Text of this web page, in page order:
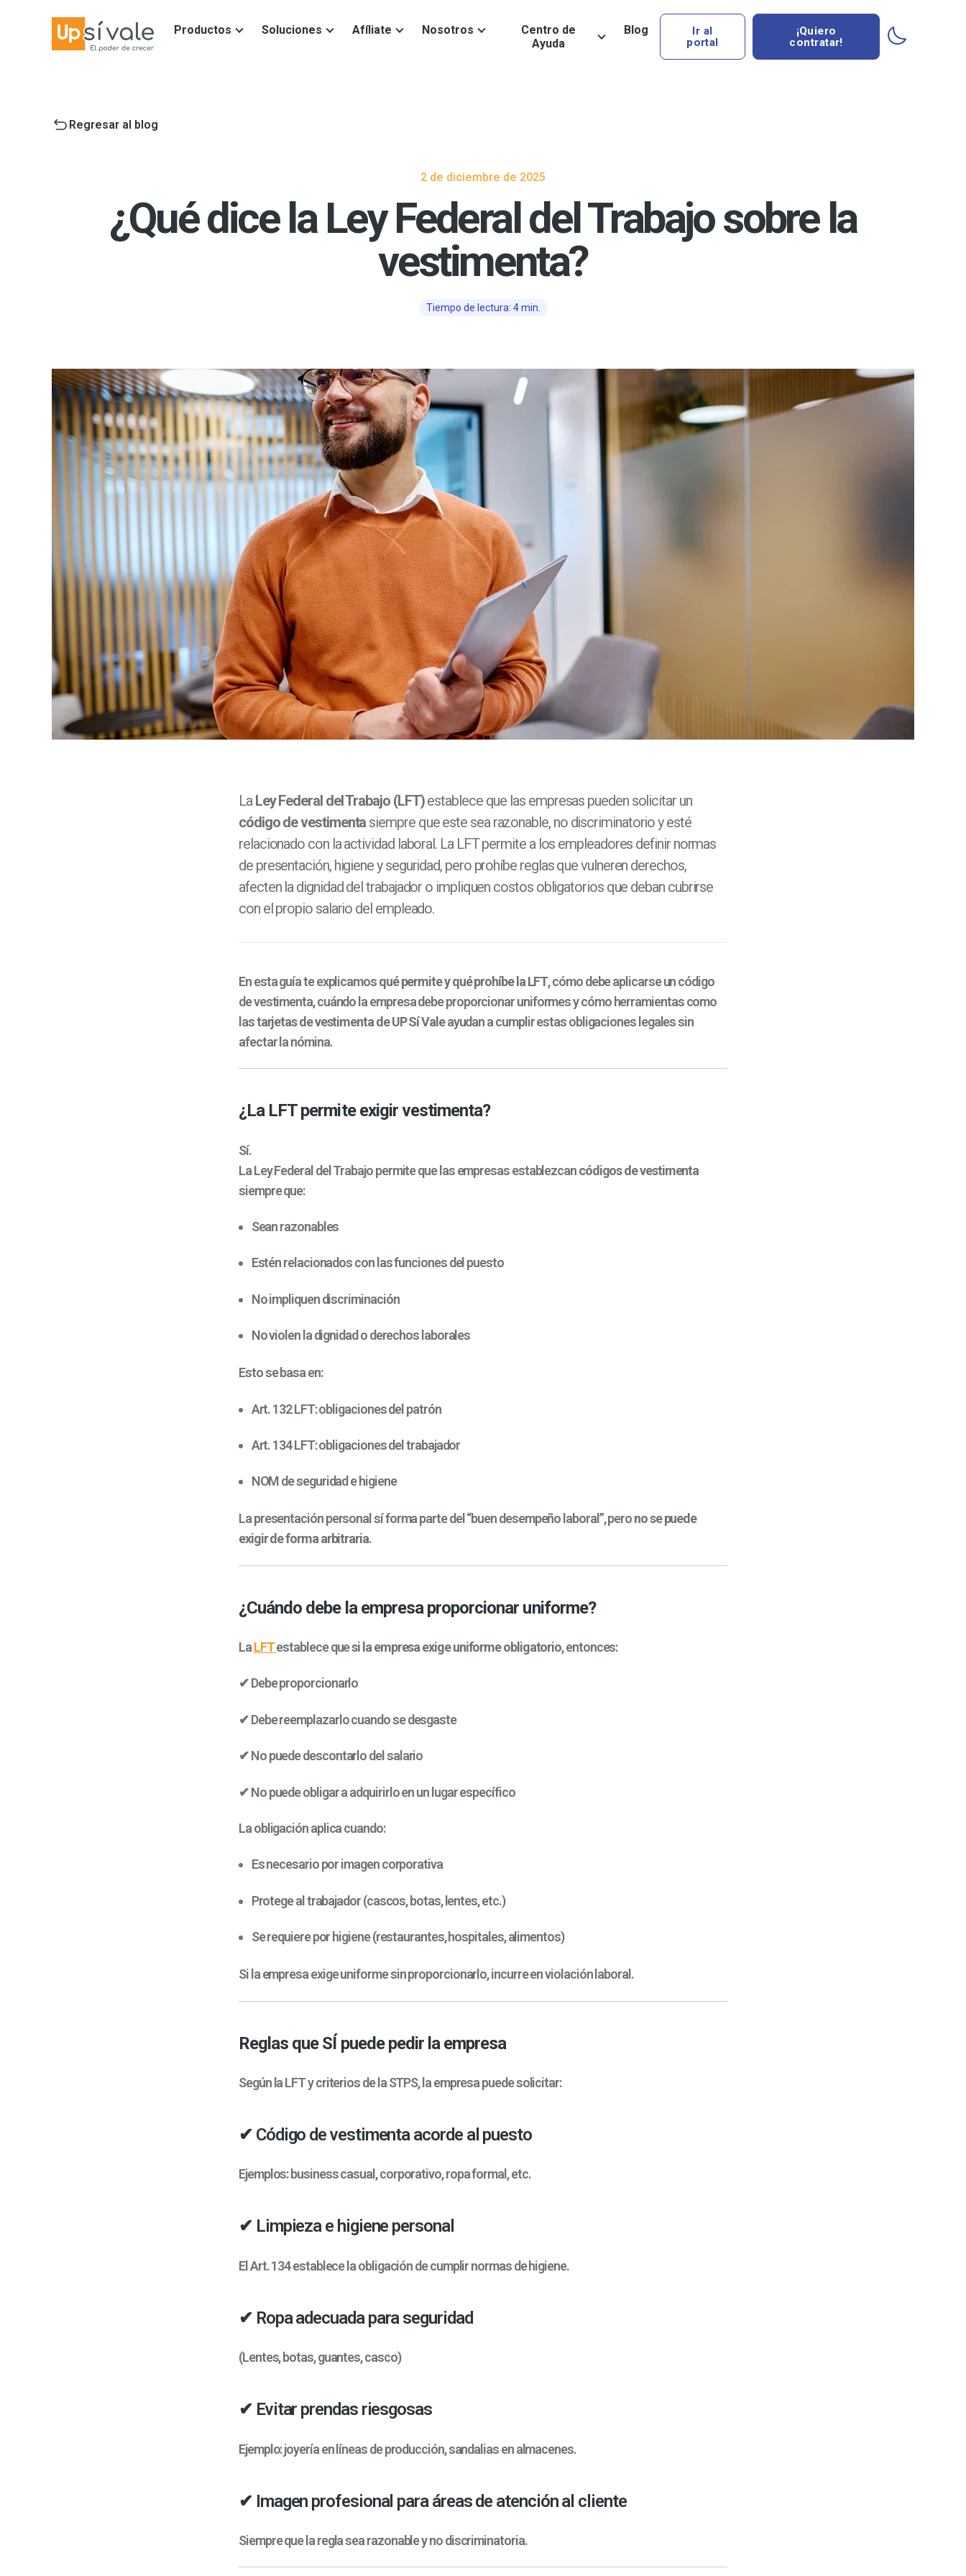
Productos Soluciones Afíliate Nosotros
Centro de
Ayuda
Blog
Ir al
portal
¡Quiero
contratar!
Regresar al blog
2 de diciembre de 2025
¿Qué dice la Ley Federal del Trabajo sobre la
vestimenta?
Tiempo de lectura: 4 min.
La Ley Federal del Trabajo (LFT)establece que las empresas pueden solicitar un
código de vestimenta siempre que este sea razonable, no discriminatorio y esté
relacionado con la actividad laboral. La LFT permite a los empleadores definir normas
de presentación, higiene y seguridad, pero prohíbe reglas que vulneren derechos,
afecten la dignidad del trabajador o impliquen costos obligatorios que deban cubrirse
con el propio salario del empleado.
En esta guía te explicamosqué permite y qué prohíbe la LFT, cómo debe aplicarse un código
de vestimenta, cuándo la empresa debe proporcionar uniformes y cómo herramientas como
lastarjetas de vestimenta de UP Sí Valeayudan a cumplir estas obligaciones legales sin
afectar la nómina.
¿La LFT permite exigir vestimenta?
Sí.
La Ley Federal del Trabajo permite que las empresas establezcancódigos de vestimenta
siempre que:
Sean razonables
Estén relacionados con las funciones del puesto
No impliquen discriminación
No violen la dignidad o derechos laborales
Esto se basa en:
Art. 132 LFT: obligaciones del patrón
Art. 134 LFT: obligaciones del trabajador
NOM de seguridad e higiene
La presentación personal sí forma parte del “buen desempeño laboral”, perono se puede
exigir de forma arbitraria.
¿Cuándo debe la empresa proporcionar uniforme?
LaLFTestablece quesi la empresa exige uniforme obligatorio, entonces:
✔ Debe proporcionarlo
✔ Debe reemplazarlo cuando se desgaste
✔ No puede descontarlo del salario
✔ No puede obligar a adquirirlo en un lugar específico
La obligación aplica cuando:
Es necesario por imagen corporativa
Protege al trabajador (cascos, botas, lentes, etc.)
Se requiere por higiene (restaurantes, hospitales, alimentos)
Si la empresa exige uniforme sin proporcionarlo, incurre en violación laboral.
Reglas que SÍ puede pedir la empresa
Según la LFT y criterios de la STPS, la empresa puede solicitar:
✔ Código de vestimenta acorde al puesto
Ejemplos: business casual, corporativo, ropa formal, etc.
✔ Limpieza e higiene personal
El Art. 134 establece la obligación de cumplir normas de higiene.
✔ Ropa adecuada para seguridad
(Lentes, botas, guantes, casco)
✔ Evitar prendas riesgosas
Ejemplo: joyería en líneas de producción, sandalias en almacenes.
✔ Imagen profesional para áreas de atención al cliente
Siempre que la regla sea razonable y no discriminatoria.